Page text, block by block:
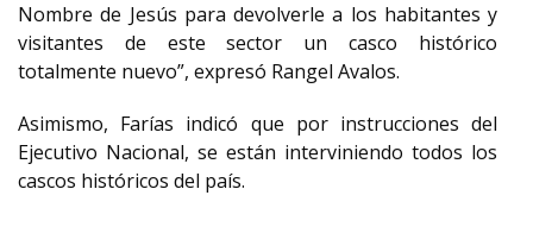
Nombre de Jesús para devolverle a los habitantes y
visitantes de este sector un casco histórico
totalmente nuevo”, expresó Rangel Avalos.
Asimismo, Farías indicó que por instrucciones del
Ejecutivo Nacional, se están interviniendo todos los
cascos históricos del país.